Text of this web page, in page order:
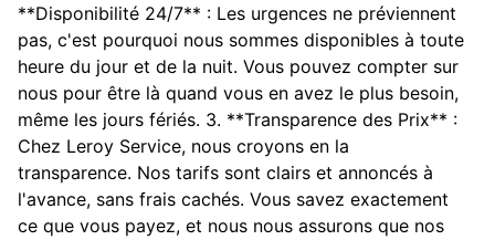
**Disponibilité 24/7** : Les urgences ne préviennent
pas, c'est pourquoi nous sommes disponibles à toute
heure du jour et de la nuit. Vous pouvez compter sur
nous pour être là quand vous en avez le plus besoin,
même les jours fériés. 3. **Transparence des Prix** :
Chez Leroy Service, nous croyons en la
transparence. Nos tarifs sont clairs et annoncés à
l'avance, sans frais cachés. Vous savez exactement
ce que vous payez, et nous nous assurons que nos